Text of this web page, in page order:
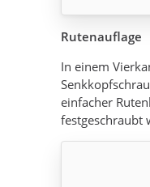
Rutenauflage
In einem
einfacher
festgeschraubt